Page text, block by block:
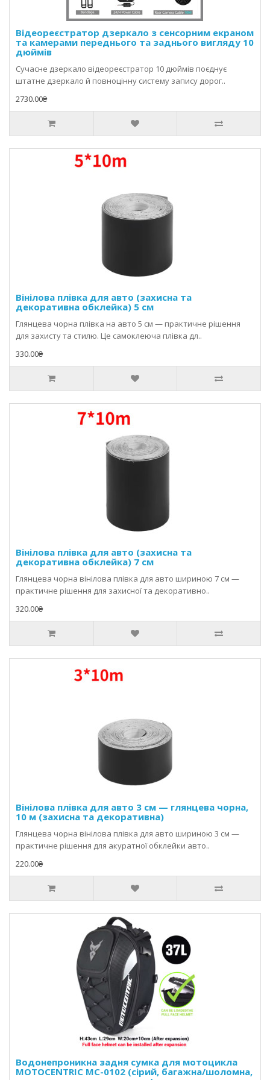
діагностики потрібні сканери з підтримкою ABS, SRS, АКПП
Відеореєстратор дзеркало з сенсорним екраном
та камерами переднього та заднього вигляду 10
дюймів
Сучасне дзеркало відеореєстратор 10 дюймів поєднує
штатне дзеркало й повноцінну систему запису дорог..
2730.00₴
Вінілова плівка для авто (захисна та
декоративна обклейка) 5 см
Глянцева чорна плівка на авто 5 см — практичне рішення
для захисту та стилю. Це самоклеюча плівка дл..
330.00₴
Вінілова плівка для авто (захисна та
декоративна обклейка) 7 см
Глянцева чорна вінілова плівка для авто шириною 7 см —
практичне рішення для захисної та декоративно..
320.00₴
Вінілова плівка для авто 3 см — глянцева чорна,
10 м (захисна та декоративна)
Глянцева чорна вінілова плівка для авто шириною 3 см —
практичне рішення для акуратної обклейки авто..
220.00₴
Водонепроникна задня сумка для мотоцикла
MOTOCENTRIC MC-0102 (сірий, багажна/шоломна,